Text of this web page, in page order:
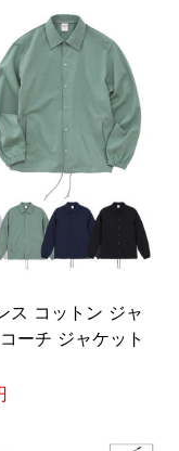
ス コットン ジャ
ーチ ジャケット